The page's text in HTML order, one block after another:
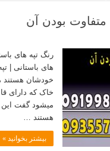
متفاوت بودن آن
رنگ تپه های
های باستانی |
خودشان هستند
خاک که دارای
میشود گفت این
هستند …
بیشتر بخوانید »